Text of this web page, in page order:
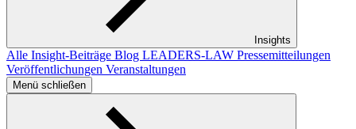
Insights
Alle Insight-Beiträge Blog LEADERS-LAW Pressemitteilungen
Veröffentlichungen Veranstaltungen
Menü schließen